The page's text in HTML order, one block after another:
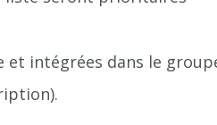
intégrées dans le